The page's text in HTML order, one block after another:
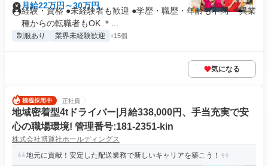
月給22万円～30万円
経験・資格 ●未経験者も歓迎 ●学歴・職歴・年齢も不問 ＊異業
種からの転職者もOK ＊...
制服あり 業界未経験歓迎 +15個
気になる
正社員
地域密着型4tドライバー|月給338,000円、手当充実で安
心の職場環境! 管理番号:181-2351-kin
株式会社博運社ホールディングス
地元に貢献！安定した配送業務で新しいキャリアを築こう！